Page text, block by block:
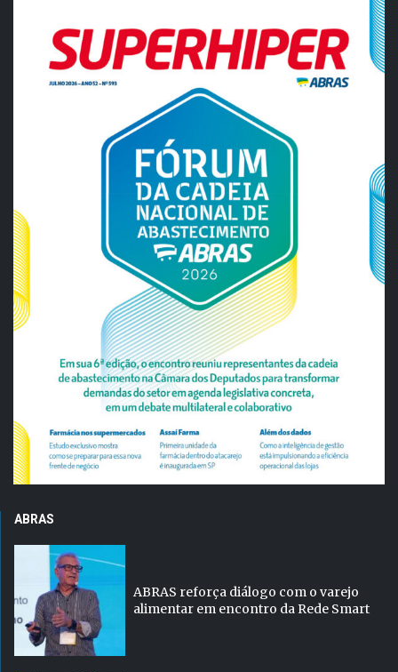
ABRAS
ABRAS reforça diálogo com o varejo
alimentar em encontro da Rede Smart